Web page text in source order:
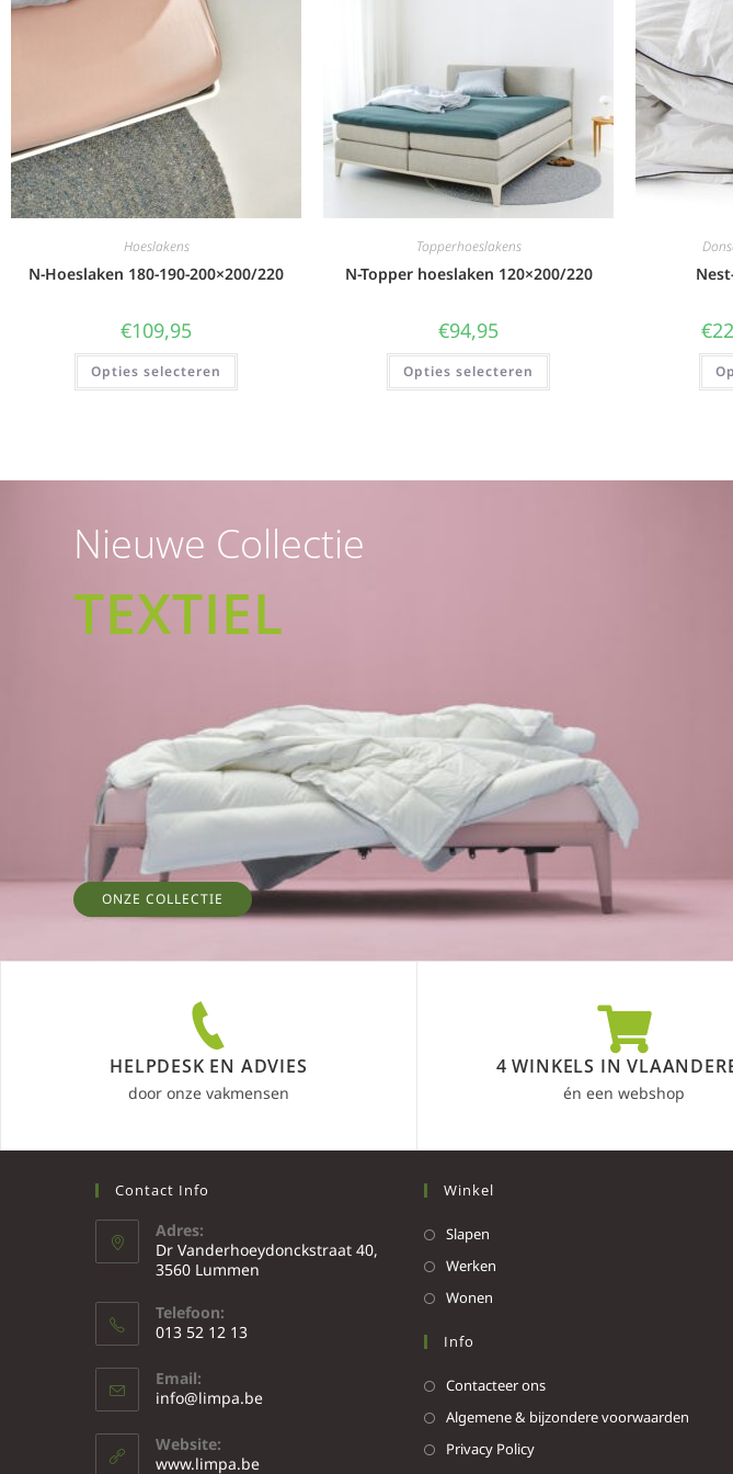
Hoeslakens
N-Hoeslaken 180-190-200×200/220
€109,95
Opties selecteren
Topperhoeslakens
N-Topper hoeslaken 120×200/220
€94,95
Opties selecteren
€
Nieuwe Collectie
TEXTIEL
ONZE COLLECTIE
HELPDESK EN ADVIES
door onze vakmensen
4 WINKELS IN
én een webshop
Contact Info
Adres:
Dr Vanderhoeydonckstraat 40,
3560 Lummen
Telefoon:
013 52 12 13
Email:
info@limpa.be
Website:
www.limpa.be
Winkel
Slapen
Werken
Wonen
Info
Contacteer ons
Algemene & bijzondere voorwaarden
Privacy Policy